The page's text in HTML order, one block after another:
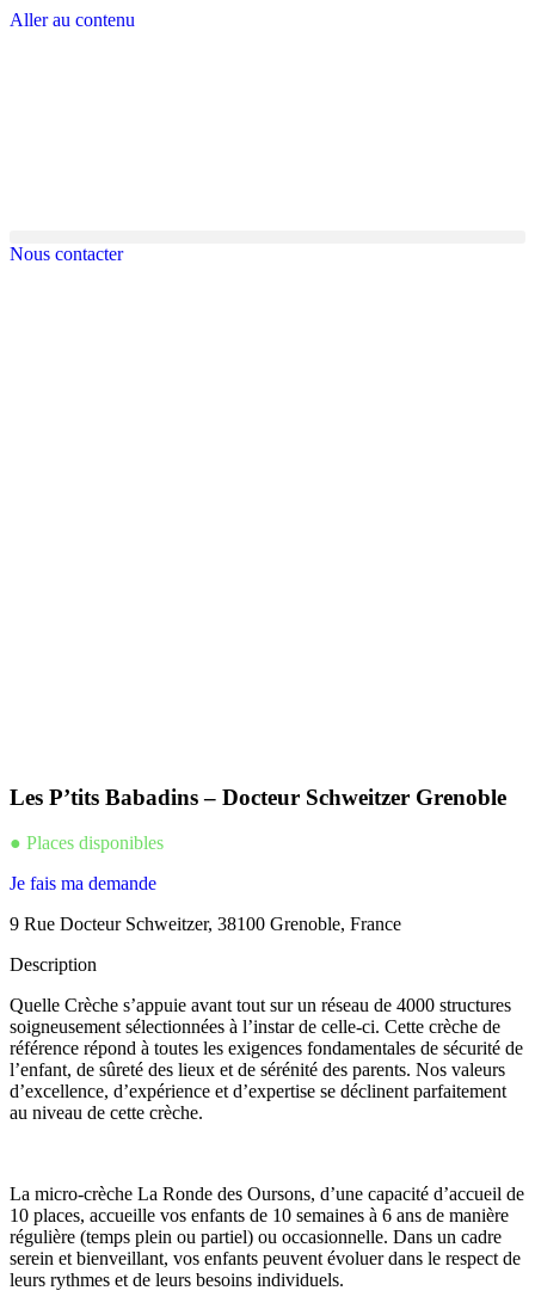
Aller au contenu
Nous contacter
Les P’tits Babadins – Docteur Schweitzer Grenoble
● Places disponibles
Je fais ma demande
9 Rue Docteur Schweitzer, 38100 Grenoble, France
Description
Quelle Crèche s’appuie avant tout sur un réseau de 4000 structures
soigneusement sélectionnées à l’instar de celle-ci. Cette crèche de
référence répond à toutes les exigences fondamentales de sécurité de
l’enfant, de sûreté des lieux et de sérénité des parents. Nos valeurs
d’excellence, d’expérience et d’expertise se déclinent parfaitement
au niveau de cette crèche.
La micro-crèche La Ronde des Oursons, d’une capacité d’accueil de
10 places, accueille vos enfants de 10 semaines à 6 ans de manière
régulière (temps plein ou partiel) ou occasionnelle. Dans un cadre
serein et bienveillant, vos enfants peuvent évoluer dans le respect de
leurs rythmes et de leurs besoins individuels.